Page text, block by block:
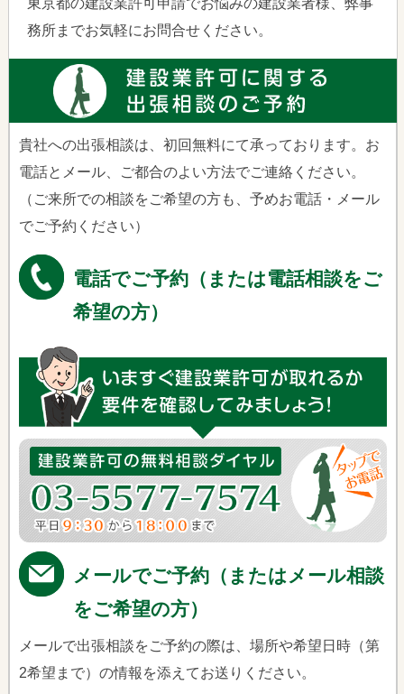
東京都の建設業許可申請でお悩みの建設業者様、弊事
務所までお気軽にお問合せください。
貴社への出張相談は、初回無料にて承っております。お
電話とメール、ご都合のよい方法でご連絡ください。
（ご来所での相談をご希望の方も、予めお電話・メール
でご予約ください）
電話でご予約（または電話相談をご
希望の方）
メールでご予約（またはメール相談
をご希望の方）
メールで出張相談をご予約の際は、場所や希望日時（第
2希望まで）の情報を添えてお送りください。